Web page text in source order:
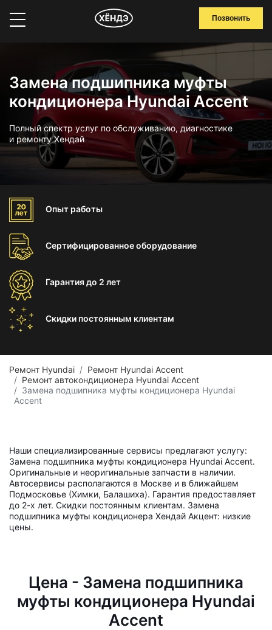
Позвонить
Замена подшипника муфты
кондиционера Hyundai Accent
Полный спектр услуг по обслуживанию, диагностике
и ремонту Хендай
Опыт работы
Сертифицированноеоборудование
Гарантиядо 2 лет
Скидки постоянным клиентам
Ремонт Hyundai
Ремонт Hyundai Accent
Ремонт автокондиционера Hyundai Accent
Замена подшипника муфты кондиционера Hyundai
Accent
Наши специализированные сервисы предлагают услугу:
Замена подшипника муфты кондиционера Hyundai Accent.
Оригинальные и неоригинальные запчасти в наличии.
Автосервисы располагаются в Москве и в ближайшем
Подмосковье (Химки, Балашиха). Гарантия предоставляет
до 2-х лет. Скидки постоянным клиентам. Замена
подшипника муфты кондиционера Хендай Акцент: низкие
цены.
Цена - Замена подшипника
муфты кондиционера Hyundai
Accent